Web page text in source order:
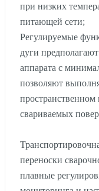
при низких
питающей сети;
Регулируемые
дуги
аппарата с
позволяют
свариваемых
переноски
плавные